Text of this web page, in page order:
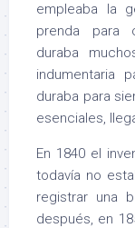
empleaba la
prenda para
duraba
indumentaria
duraba para
esenciales,
En 1840 el
todavía no
registrar una
después, en